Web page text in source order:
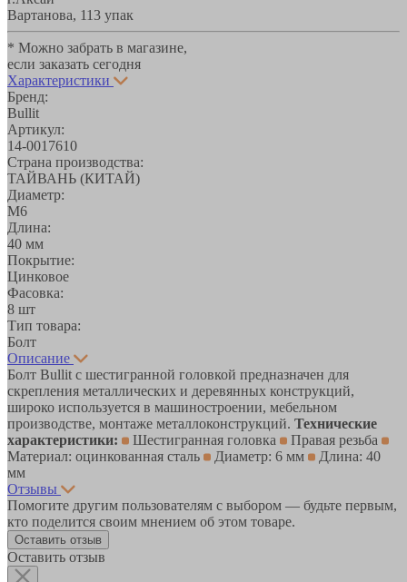
Вартанова, 113 упак
* Можно забрать в магазине,
если заказать сегодня
Характеристики
Бренд:
Bullit
Артикул:
14-0017610
Страна производства:
ТАЙВАНЬ (КИТАЙ)
Диаметр:
М6
Длина:
40 мм
Покрытие:
Цинковое
Фасовка:
8 шт
Тип товара:
Болт
Описание
Болт Bullit с шестигранной головкой предназначен для
скрепления металлических и деревянных конструкций,
широко используется в машиностроении, мебельном
производстве, монтаже металлоконструкций. Технические
характеристики:
Шестигранная головка
Правая резьба
Материал: оцинкованная сталь
Диаметр: 6 мм
Длина: 40
мм
Отзывы
Помогите другим пользователям с выбором — будьте первым,
кто поделится своим мнением об этом товаре.
Оставить отзыв
Оставить отзыв